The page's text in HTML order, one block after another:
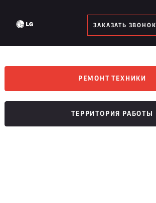
ЗАКАЗАТЬ ЗВОНОК
РЕМОНТ ТЕХНИКИ
ТЕРРИТОРИЯ РАБОТЫ